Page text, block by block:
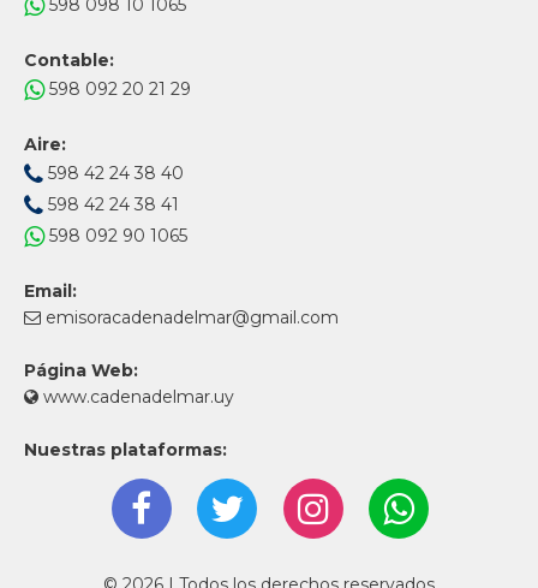
598 098 10 1065
Contable:
598 092 20 21 29
Aire:
598 42 24 38 40
598 42 24 38 41
598 092 90 1065
Email:
emisoracadenadelmar@gmail.com
Página Web:
www.cadenadelmar.uy
Nuestras plataformas: